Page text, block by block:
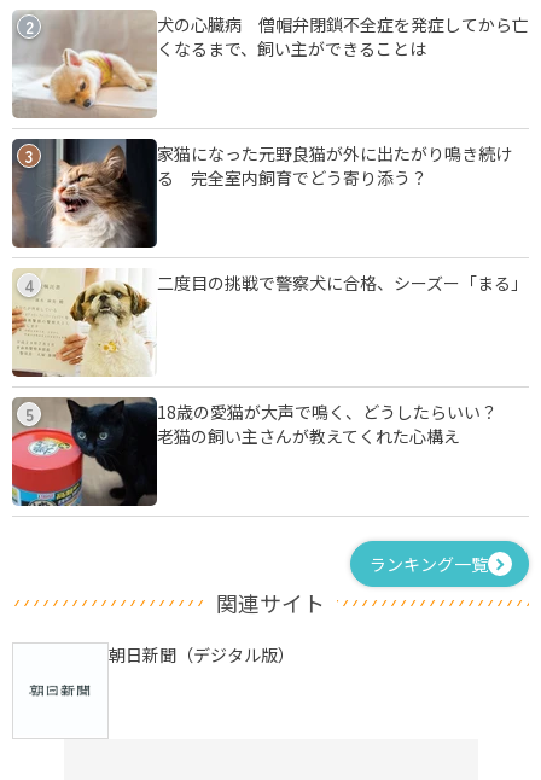
2
犬の心臓病 僧帽弁閉鎖不全症を発症してから亡
くなるまで、飼い主ができることは
3
家猫になった元野良猫が外に出たがり鳴き続け
る 完全室内飼育でどう寄り添う？
4 二度目の挑戦で警察犬に合格、シーズー「まる」
5
18歳の愛猫が大声で鳴く、どうしたらいい？
老猫の飼い主さんが教えてくれた心構え
ランキング一覧
関連サイト
朝日新聞（デジタル版）